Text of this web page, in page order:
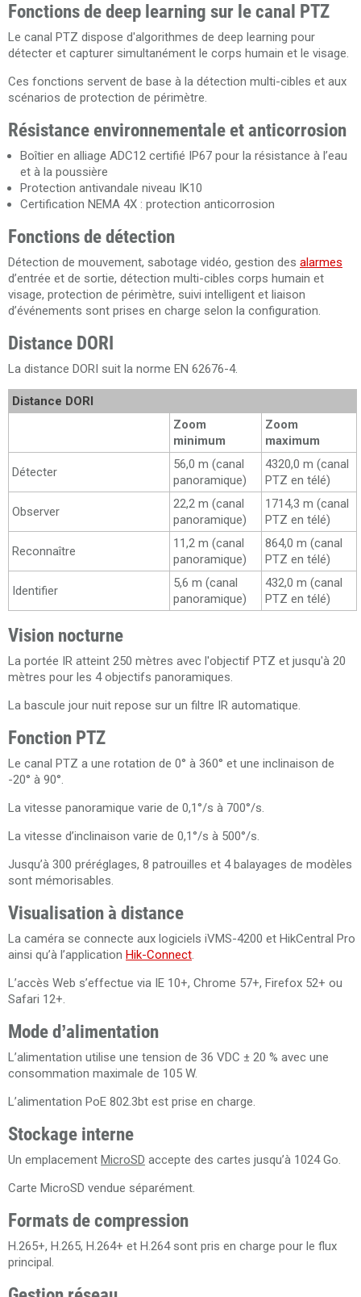
Fonctions de deep learning sur le canal PTZ
Le canal PTZ dispose d'algorithmes de deep learning pour
détecter et capturer simultanément le corps humain et le visage.
Ces fonctions servent de base à la détection multi-cibles et aux
scénarios de protection de périmètre.
Résistance environnementale et anticorrosion
Boîtier en alliage ADC12 certifié IP67 pour la résistance à l’eau
et à la poussière
Protection antivandale niveau IK10
Certification NEMA 4X : protection anticorrosion
Fonctions de détection
Détection de mouvement, sabotage vidéo, gestion des alarmes
d’entrée et de sortie, détection multi-cibles corps humain et
visage, protection de périmètre, suivi intelligent et liaison
d’événements sont prises en charge selon la configuration.
Distance DORI
La distance DORI suit la norme EN 62676-4.
Distance DORI
Zoom
minimum
Zoom
maximum
Détecter
56,0 m (canal
panoramique)
4320,0 m (canal
PTZ en télé)
Observer
22,2 m (canal
panoramique)
1714,3 m (canal
PTZ en télé)
Reconnaître
11,2 m (canal
panoramique)
864,0 m (canal
PTZ en télé)
Identifier
5,6 m (canal
panoramique)
432,0 m (canal
PTZ en télé)
Vision nocturne
La portée IR atteint 250 mètres avec l'objectif PTZ et jusqu'à 20
mètres pour les 4 objectifs panoramiques.
La bascule jour nuit repose sur un filtre IR automatique.
Fonction PTZ
Le canal PTZ a une rotation de 0° à 360° et une inclinaison de
-20° à 90°.
La vitesse panoramique varie de 0,1°/s à 700°/s.
La vitesse d’inclinaison varie de 0,1°/s à 500°/s.
Jusqu’à 300 préréglages, 8 patrouilles et 4 balayages de modèles
sont mémorisables.
Visualisation à distance
La caméra se connecte aux logiciels iVMS-4200 et HikCentral Pro
ainsi qu’à l’application Hik-Connect.
L’accès Web s’effectue via IE 10+, Chrome 57+, Firefox 52+ ou
Safari 12+.
Mode d’alimentation
L’alimentation utilise une tension de 36 VDC ± 20 % avec une
consommation maximale de 105 W.
L’alimentation PoE 802.3bt est prise en charge.
Stockage interne
Un emplacement MicroSD accepte des cartes jusqu’à 1024 Go.
Carte MicroSD vendue séparément.
Formats de compression
H.265+, H.265, H.264+ et H.264 sont pris en charge pour le flux
principal.